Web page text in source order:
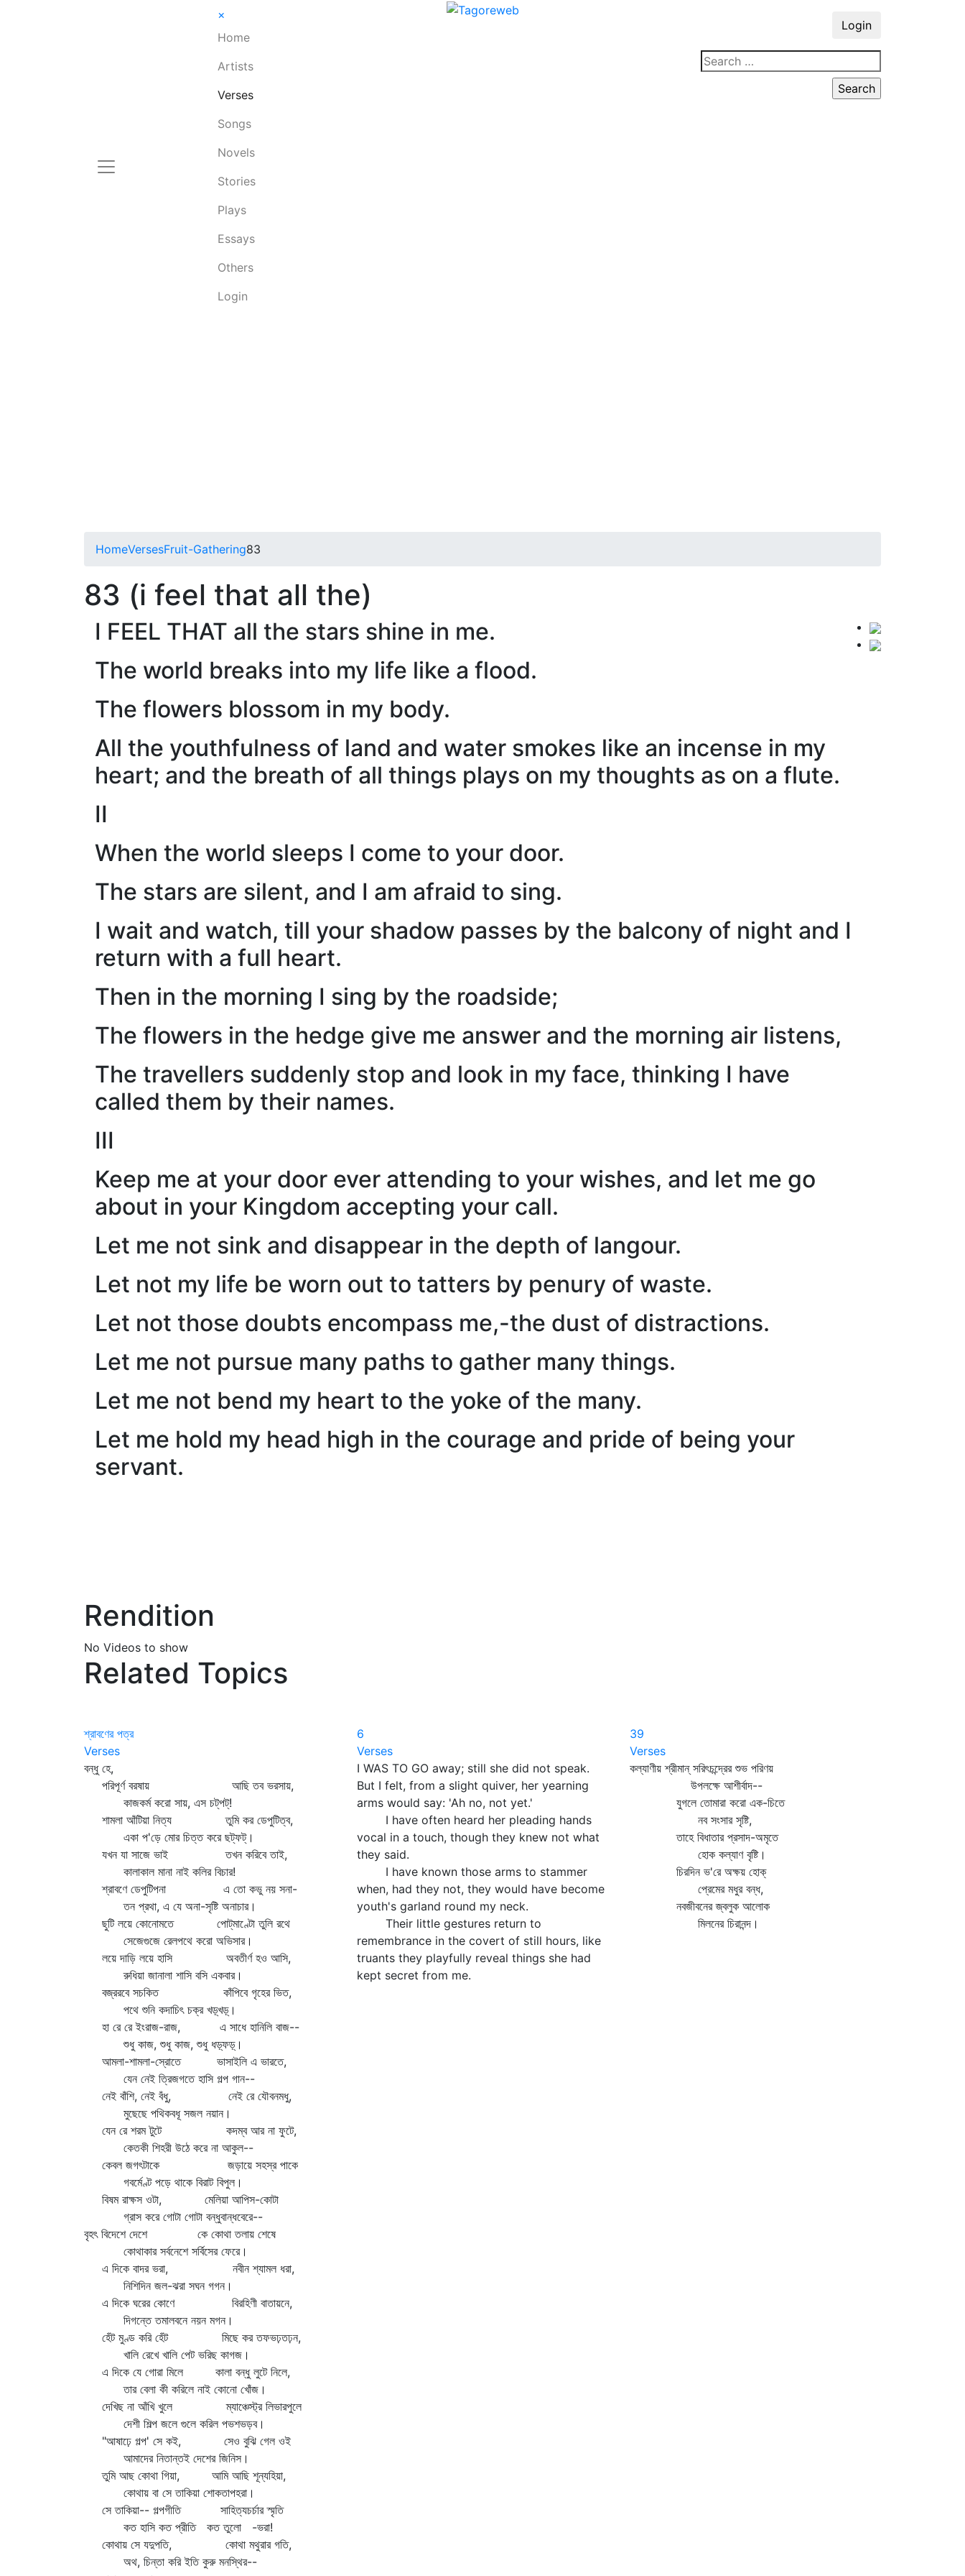
×
Home
Artists
Verses
Songs
Novels
Stories
Plays
Essays
Others
Login
Login
HomeVersesFruit-Gathering83
83 (i feel that all the)
I FEEL THAT all the stars shine in me.
The world breaks into my life like a flood.
The flowers blossom in my body.
All the youthfulness of land and water smokes like an incense in my
heart; and the breath of all things plays on my thoughts as on a flute.
II
When the world sleeps I come to your door.
The stars are silent, and I am afraid to sing.
I wait and watch, till your shadow passes by the balcony of night and I
return with a full heart.
Then in the morning I sing by the roadside;
The flowers in the hedge give me answer and the morning air listens,
The travellers suddenly stop and look in my face, thinking I have
called them by their names.
III
Keep me at your door ever attending to your wishes, and let me go
about in your Kingdom accepting your call.
Let me not sink and disappear in the depth of langour.
Let not my life be worn out to tatters by penury of waste.
Let not those doubts encompass me,-the dust of distractions.
Let me not pursue many paths to gather many things.
Let me not bend my heart to the yoke of the many.
Let me hold my head high in the courage and pride of being your
servant.
Rendition
No Videos to show
Related Topics
শ্রাবণের পত্র
Verses
বন্ধু হে,
পরিপূর্ণ বরষায় আছি তব ভরসায়,
কাজকর্ম করো সায়, এস চট্‌পট্‌!
শামলা আঁটিয়া নিত্য তুমি কর ডেপুটিত্ব,
একা প'ড়ে মোর চিত্ত করে ছট্‌ফট্‌।
যখন যা সাজে ভাই তখন করিবে তাই,
কালাকাল মানা নাই কলির বিচার!
শ্রাবণে ডেপুটিপনা এ তো কভু নয় সনা-
তন প্রথা, এ যে অনা-সৃষ্টি অনাচার।
ছুটি লয়ে কোনোমতে পোট্‌মাণ্টো তুলি রথে
সেজেগুজে রেলপথে করো অভিসার।
লয়ে দাড়ি লয়ে হাসি অবতীর্ণ হও আসি,
রুধিয়া জানালা শাসি বসি একবার।
বজ্ররবে সচকিত কাঁপিবে গৃহের ভিত,
পথে শুনি কদাচিৎ চক্র খড়্‌খড়্‌।
হা রে রে ইংরাজ-রাজ, এ সাধে হানিলি বাজ--
শুধু কাজ, শুধু কাজ, শুধু ধড়্‌ফড়্‌।
আমলা-শামলা-স্রোতে ভাসাইলি এ ভারতে,
যেন নেই ত্রিজগতে হাসি গল্প গান--
নেই বাঁশি, নেই বঁধু, নেই রে যৌবনমধু,
মুছেছে পথিকবধূ সজল নয়ান।
যেন রে শরম টুটে কদম্ব আর না ফুটে,
কেতকী শিহরী উঠে করে না আকুল--
কেবল জগৎটাকে জড়ায়ে সহস্র পাকে
গবর্মেণ্ট পড়ে থাকে বিরাট বিপুল।
বিষম রাক্ষস ওটা, মেলিয়া আপিস-কোটা
গ্রাস করে গোটা গোটা বন্ধুবান্ধবেরে--
বৃহৎ বিদেশে দেশে কে কোথা তলায় শেষে
কোথাকার সর্বনেশে সর্বিসের ফেরে।
এ দিকে বাদর ভরা, নবীন শ্যামল ধরা,
নিশিদিন জল-ঝরা সঘন গগন।
এ দিকে ঘরের কোণে বিরহিণী বাতায়নে,
দিগন্তে তমালবনে নয়ন মগন।
হেঁট মুণ্ড করি হেঁট মিছে কর তফভঢ়তঢ়ন,
খালি রেখে খালি পেট ভরিছ কাগজ।
এ দিকে যে গোরা মিলে কালা বন্ধু লুটে নিলে,
তার বেলা কী করিলে নাই কোনো খোঁজ।
দেখিছ না আঁখি খুলে ম্যাঞ্চেস্ট্র লিভারপুলে
দেশী শিল্প জলে গুলে করিল পভশভড়ব।
"আষাঢ়ে গল্প' সে কই, সেও বুঝি গেল ওই
আমাদের নিতান্তই দেশের জিনিস।
তুমি আছ কোথা গিয়া, আমি আছি শূন্যহিয়া,
কোথায় বা সে তাকিয়া শোকতাপহরা।
সে তাকিয়া-- গল্পগীতি সাহিত্যচর্চার স্মৃতি
কত হাসি কত প্রীতি কত তুলো -ভরা!
কোথায় সে যদুপতি, কোথা মথুরার গতি,
অথ, চিন্তা করি ইতি কুরু মনস্থির--
6
Verses
I WAS TO GO away; still she did not speak.
But I felt, from a slight quiver, her yearning
arms would say: 'Ah no, not yet.'
I have often heard her pleading hands
vocal in a touch, though they knew not what
they said.
I have known those arms to stammer
when, had they not, they would have become
youth's garland round my neck.
Their little gestures return to
remembrance in the covert of still hours, like
truants they playfully reveal things she had
kept secret from me.
39
Verses
কল্যাণীয় শ্রীমান্‌ সরিৎচন্দ্রের শুভ পরিণয়
উপলক্ষে আশীর্বাদ--
যুগলে তোমারা করো এক-চিতে
নব সংসার সৃষ্টি,
তাহে বিধাতার প্রসাদ-অমৃতে
হোক কল্যাণ বৃষ্টি।
চিরদিন ভ'রে অক্ষয় হোক্‌
প্রেমের মধুর বন্ধ,
নবজীবনের জ্বলুক আলোক
মিলনের চিরানন্দ।